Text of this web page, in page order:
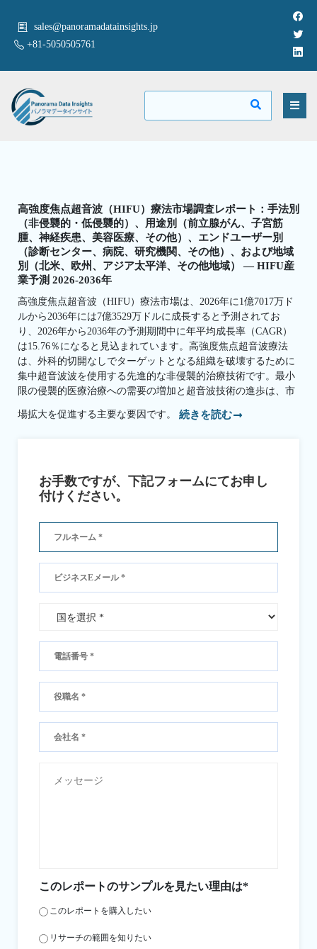
sales@panoramadatainsights.jp
+81-5050505761
高強度焦点超音波（HIFU）療法市場調査レポート：手法別
（非侵襲的・低侵襲的）、用途別（前立腺がん、子宮筋
腫、神経疾患、美容医療、その他）、エンドユーザー別
（診断センター、病院、研究機関、その他）、および地域
別（北米、欧州、アジア太平洋、その他地域） — HIFU産
業予測 2026-2036年
高強度焦点超音波（HIFU）療法市場は、2026年に1億7017万ド
ルから2036年には7億3529万ドルに成長すると予測されてお
り、2026年から2036年の予測期間中に年平均成長率（CAGR）
は15.76％になると見込まれています。高強度焦点超音波療法
は、外科的切開なしでターゲットとなる組織を破壊するために
集中超音波波を使用する先進的な非侵襲的治療技術です。最小
限の侵襲的医療治療への需要の増加と超音波技術の進歩は、市
場拡大を促進する主要な要因です。 続きを読む
お手数ですが、下記フォームにてお申し
付けください。
このレポートのサンプルを見たい理由は*
このレポートを購入したい
リサーチの範囲を知りたい